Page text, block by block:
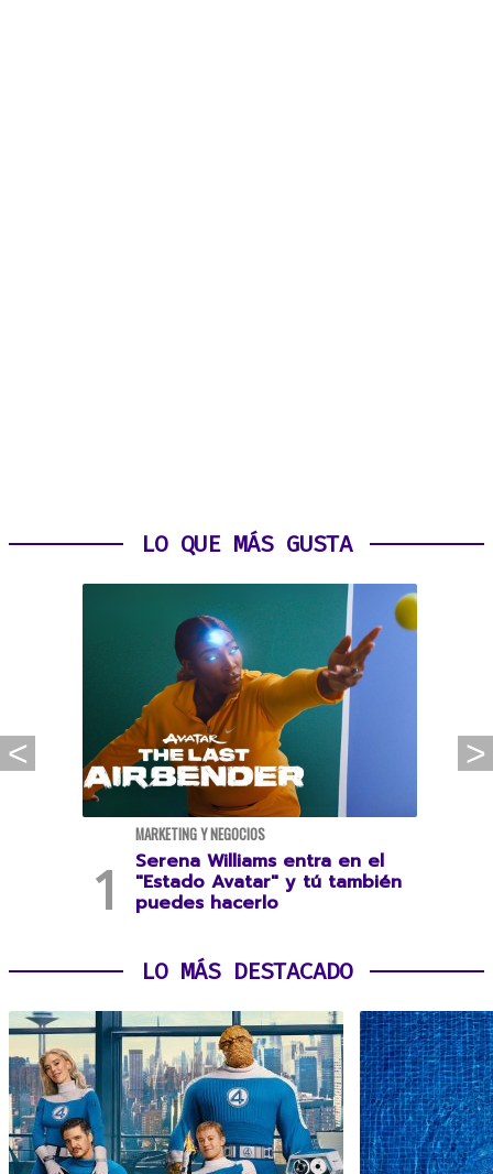
LO QUE MÁS GUSTA
MARKETING Y NEGOCIOS
Serena Williams entra en el
"Estado Avatar" y tú también
puedes hacerlo
LO MÁS DESTACADO